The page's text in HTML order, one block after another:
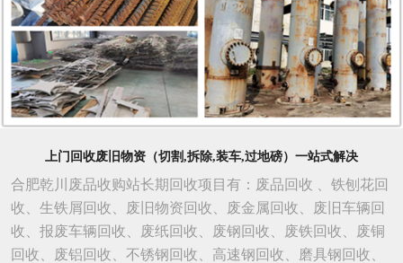
上门回收废旧物资（切割,拆除,装车,过地磅）一站式解决
合肥乾川废品收购站长期回收项目有：废品回收 、铁刨花回
收、生铁屑回收、废旧物资回收、废金属回收、废旧车辆回
收、报废车辆回收、废纸回收、废钢回收、废铁回收、废铜
回收、废铝回收、不锈钢回收、高速钢回收、磨具钢回收、